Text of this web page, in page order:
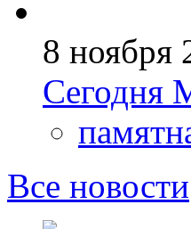
8 ноября
Сегодня
Все новости